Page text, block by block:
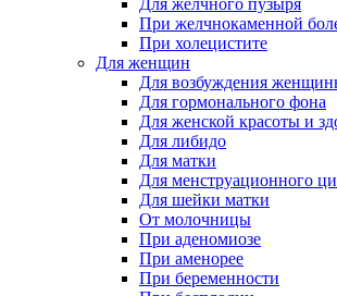
Для желчного пузыря
При желчнокаменной
При холецистите
Для женщин
Для возбуждения
Для гормонального фона
Для женской красоты и
Для либидо
Для матки
Для менструационного
Для шейки матки
От молочницы
При аденомиозе
При аменорее
При беременности